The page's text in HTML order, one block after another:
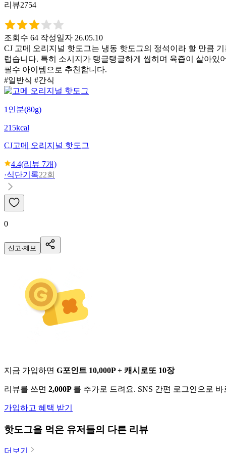
리뷰2754
조회수 64 작성일자 26.05.10
CJ 고메 오리지널 핫도그는 냉동 핫도그의 정석이라 할 만큼
럽습니다. 특히 소시지가 탱글탱글하게 씹히며 육즙이 살아
필수 아이템으로 추천합니다.
#일반식 #간식
1인분(80g)
215kcal
CJ고메 오리지널 핫도그
4.4(리뷰 7개)
·식단기록22회
0
신고·제보
지금 가입하면 G포인트 10,000P + 캐시로또 10장
리뷰를 쓰면 2,000P 를 추가로 드려요. SNS 간편 로그인으로
가입하고 혜택 받기
핫도그을 먹은 유저들의 다른 리뷰
더보기